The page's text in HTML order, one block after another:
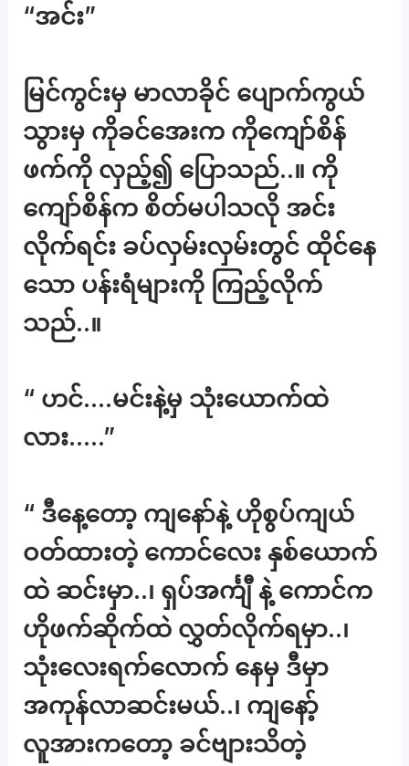
“အင်း”
မြင်ကွင်းမှ မာလာခိုင် ပျောက်ကွယ်
သွားမှ ကိုခင်အေးက ကိုကျော်စိန်
ဖက်ကို လှည့်၍ ပြောသည်..။ ကို
ကျော်စိန်က စိတ်မပါသလို အင်း
လိုက်ရင်း ခပ်လှမ်းလှမ်းတွင် ထိုင်နေ
သော ပန်းရံများကို ကြည့်လိုက်
သည်..။
“ ဟင်….မင်းနဲ့မှ သုံးယောက်ထဲ
လား…..”
“ ဒီနေ့တော့ ကျနော်နဲ့ ဟိုစွပ်ကျယ်
ဝတ်ထားတဲ့ ကောင်လေး နှစ်ယောက်
ထဲ ဆင်းမှာ..၊ ရှပ်အင်္ကျီ နဲ့ ကောင်က
ဟိုဖက်ဆိုက်ထဲ လွှတ်လိုက်ရမှာ..၊
သုံးလေးရက်လောက် နေမှ ဒီမှာ
အကုန်လာဆင်းမယ်..၊ ကျနော့်
လူအားကတော့ ခင်ဗျားသိတဲ့